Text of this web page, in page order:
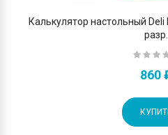
Калькулятор настольный
разр.
860